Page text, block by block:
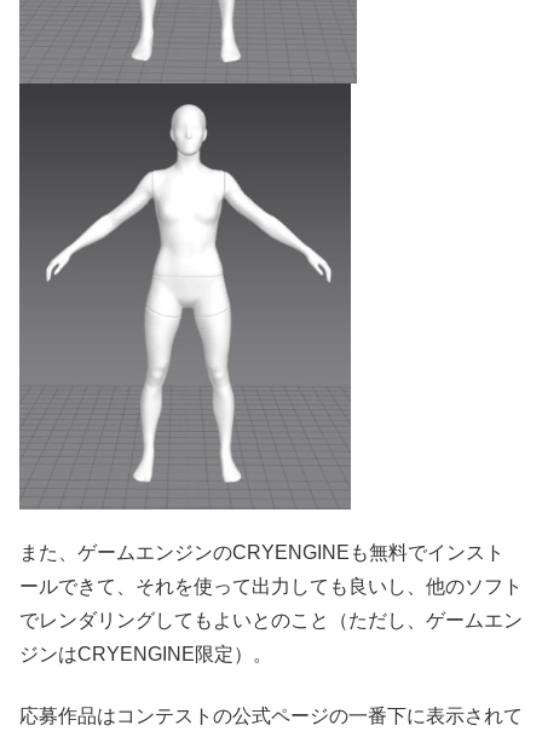
また、ゲームエンジンのCRYENGINEも無料でインスト
ールできて、それを使って出力しても良いし、他のソフト
でレンダリングしてもよいとのこと（ただし、ゲームエン
ジンはCRYENGINE限定）。
応募作品はコンテストの公式ページの一番下に表示されて